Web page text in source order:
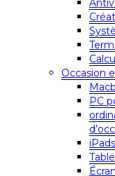
Occasion
PC